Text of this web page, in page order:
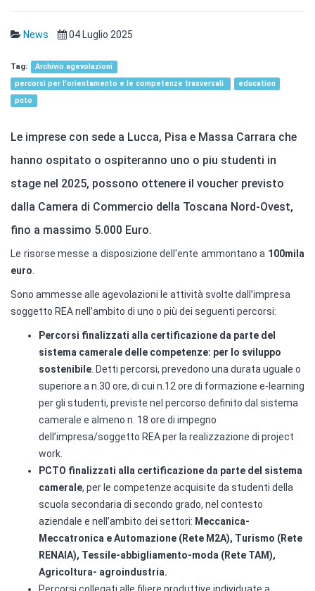
News 04 Luglio 2025
Archivio agevolazioni
percorsi per l'orientamento e le competenze trasversali
education
pcto
Le imprese con sede a Lucca, Pisa e Massa Carrara che
hanno ospitato o ospiteranno uno o piu studenti in
stage nel 2025, possono ottenere il voucher previsto
dalla Camera di Commercio della Toscana Nord-Ovest,
fino a massimo 5.000 Euro.
Le risorse messe a disposizione dell'ente ammontano a 100mila
euro.
Sono ammesse alle agevolazioni le attività svolte dall’impresa
soggetto REA nell’ambito di uno o più dei seguenti percorsi:
Percorsi finalizzati alla certificazione da parte del
sistema camerale delle competenze: per lo sviluppo
sostenibile. Detti percorsi, prevedono una durata uguale o
superiore a n.30 ore, di cui n.12 ore di formazione e-learning
per gli studenti, previste nel percorso definito dal sistema
camerale e almeno n. 18 ore di impegno
dell’impresa/soggetto REA per la realizzazione di project
work.
PCTO finalizzati alla certificazione da parte del sistema
camerale, per le competenze acquisite da studenti della
scuola secondaria di secondo grado, nel contesto
aziendale e nell’ambito dei settori: Meccanica-
Meccatronica e Automazione (Rete M2A), Turismo (Rete
RENAIA), Tessile-abbigliamento-moda (Rete TAM),
Agricoltura- agroindustria.